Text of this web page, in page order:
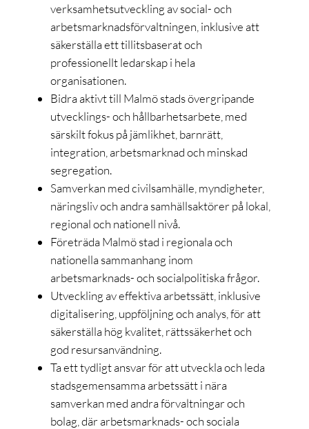
verksamhetsutveckling av social- och
arbetsmarknadsförvaltningen, inklusive att
säkerställa ett tillitsbaserat och
professionellt ledarskap i hela
organisationen.
Bidra aktivt till Malmö stads övergripande
utvecklings- och hållbarhetsarbete, med
särskilt fokus på jämlikhet, barnrätt,
integration, arbetsmarknad och minskad
segregation.
Samverkan med civilsamhälle, myndigheter,
näringsliv och andra samhällsaktörer på lokal,
regional och nationell nivå.
Företräda Malmö stad i regionala och
nationella sammanhang inom
arbetsmarknads- och socialpolitiska frågor.
Utveckling av effektiva arbetssätt, inklusive
digitalisering, uppföljning och analys, för att
säkerställa hög kvalitet, rättssäkerhet och
god resursanvändning.
Ta ett tydligt ansvar för att utveckla och leda
stadsgemensamma arbetssätt i nära
samverkan med andra förvaltningar och
bolag, där arbetsmarknads- och sociala